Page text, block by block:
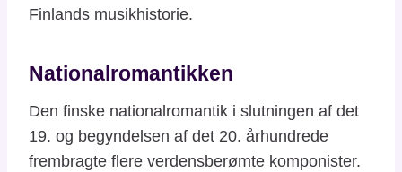
Finlands musikhistorie.
Nationalromantikken
Den finske nationalromantik i slutningen af det
19. og begyndelsen af det 20. århundrede
frembragte flere verdensberømte komponister.